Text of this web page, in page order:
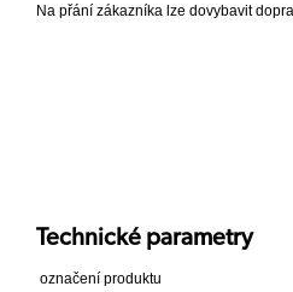
Na přání zákazníka lze dovybavit
Technické parametry
označení produktu